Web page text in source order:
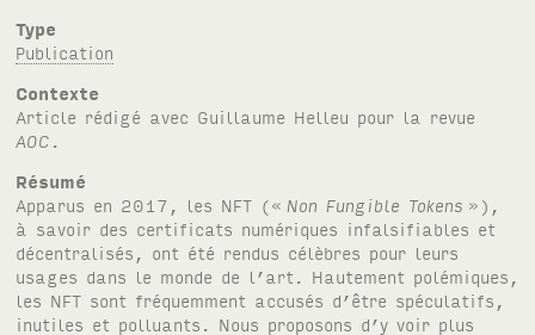
Type
Publication
Contexte
Article rédigé avec Guillaume Helleu pour la revue
AOC
Résumé
Apparus en 2017, les NFT (« Non Fungible Tokens »),
à savoir des certificats numériques infalsifiables et
décentralisés, ont été rendus célèbres pour leurs
usages dans le monde de l’art. Hautement polémiques,
les NFT sont fréquemment accusés d’être spéculatifs,
inutiles et polluants. Nous proposons d’y voir plus